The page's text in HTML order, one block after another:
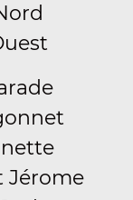
Jérome